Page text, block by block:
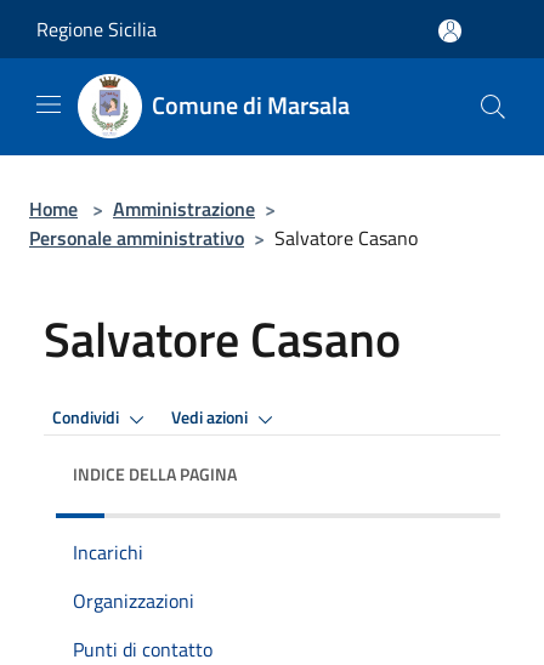
Regione Sicilia
Comune di Marsala
Home > Amministrazione >
Personale amministrativo > Salvatore Casano
Salvatore Casano
Condividi Vedi azioni
INDICE DELLA PAGINA
Incarichi
Organizzazioni
Punti di contatto